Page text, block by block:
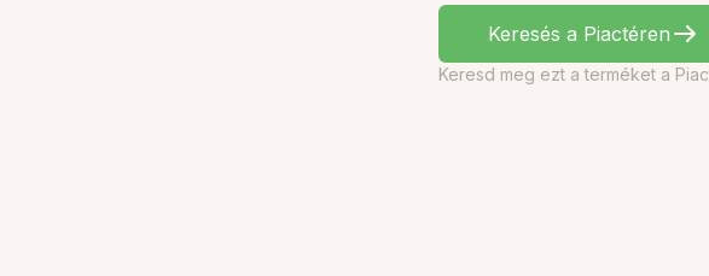
Keresés a Piactéren
Keresd meg ezt a terméket a